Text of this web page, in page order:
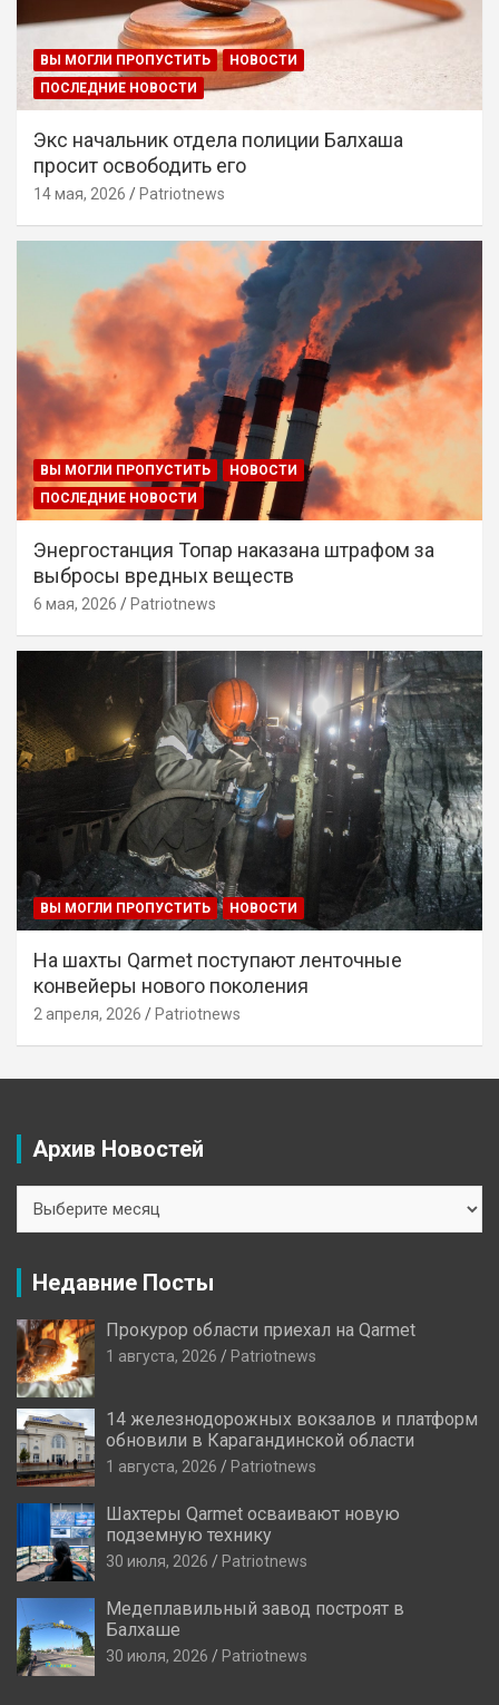
ВЫ МОГЛИ ПРОПУСТИТЬ
НОВОСТИ
ПОСЛЕДНИЕ НОВОСТИ
Экс начальник отдела полиции Балхаша
просит освободить его
14 мая, 2026 Patriotnews
ВЫ МОГЛИ ПРОПУСТИТЬ
НОВОСТИ
ПОСЛЕДНИЕ НОВОСТИ
Энергостанция Топар наказана штрафом за
выбросы вредных веществ
6 мая, 2026 Patriotnews
ВЫ МОГЛИ ПРОПУСТИТЬ НОВОСТИ
На шахты Qarmet поступают ленточные
конвейеры нового поколения
2 апреля, 2026 Patriotnews
Архив Новостей
Новостей
Недавние Посты
Прокурор области приехал на Qarmet
1 августа, 2026 Patriotnews
14 железнодорожных вокзалов и платформ
обновили в Карагандинской области
1 августа, 2026 Patriotnews
Шахтеры Qarmet осваивают новую
подземную технику
30 июля, 2026 Patriotnews
Медеплавильный завод построят в
Балхаше
30 июля, 2026 Patriotnews